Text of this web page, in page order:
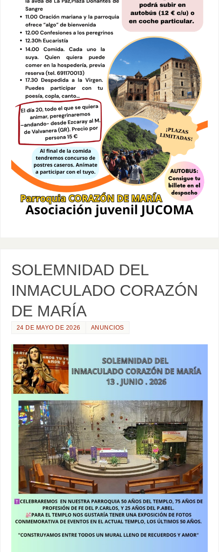
SOLEMNIDAD DEL
INMACULADO CORAZÓN
DE MARÍA
24 DE MAYO DE 2026 ANUNCIOS